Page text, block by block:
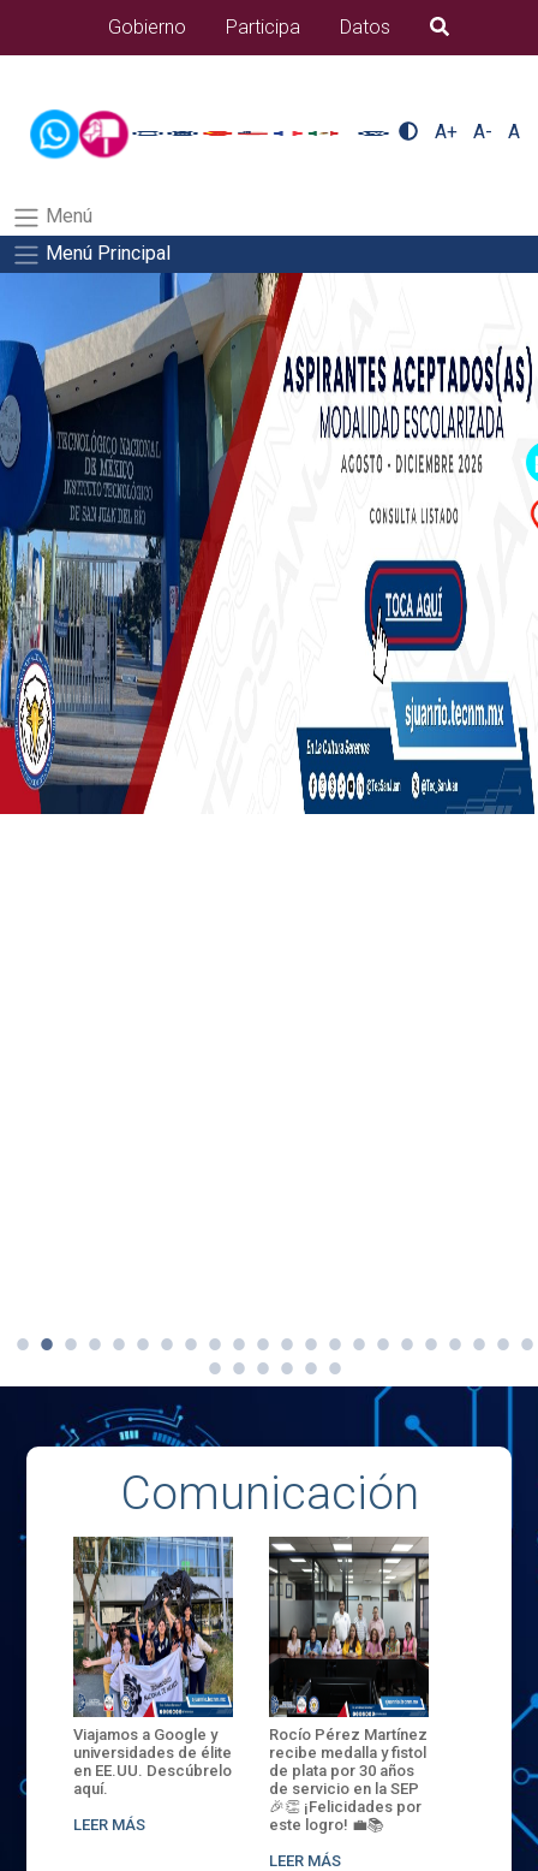
eventos/pdfSalida del comando:
Gobierno Participa Datos B�squeda
A+ A- A
Menú
Menú Principal
Comunicación
Viajamos a Google y
universidades de élite
en EE.UU. Descúbrelo
aquí.
LEER MÁS
Rocío Pérez Martínez
recibe medalla y fistol
de plata por 30 años
de servicio en la SEP
🎉👏 ¡Felicidades por
este logro! 💼📚
LEER MÁS
ENECB-
del
batalla.
32
sede